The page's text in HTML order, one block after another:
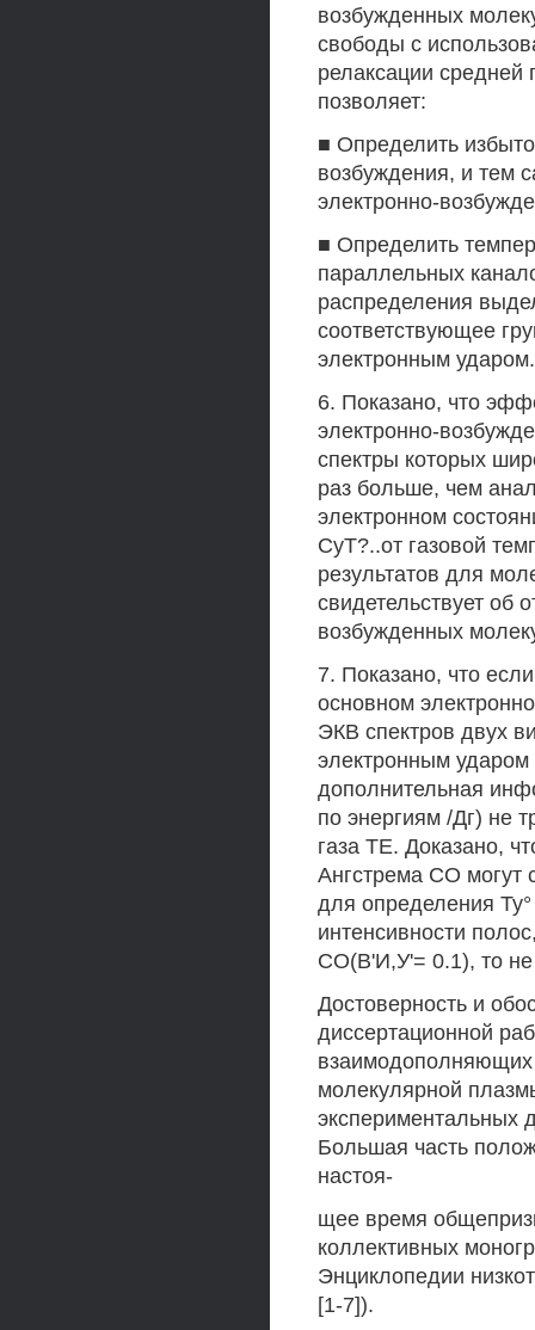
возбужденных
свободы с
релаксации средней
позволяет:
■ Определить
возбуждения, и тем
электронно-
■ Определить
параллельных
распределения
соответствующее
электронным ударом.
6. Показано, что
электронно-
спектры которых
раз больше, чем
электронном
СуТ?..от газовой
результатов для
свидетельствует об
возбужденных
7. Показано, что
основном
ЭКВ спектров двух
электронным
дополнительная
по энергиям /Дг) не
газа ТЕ. Доказано,
Ангстрема СО могут
для определения
интенсивности
СО(В'И,У'= 0.1), то не
Достоверность и
диссертационной
взаимодополняющих
молекулярной
экспериментальных
Большая часть
настоя-
щее время
коллективных
Энциклопедии
[1-7]).